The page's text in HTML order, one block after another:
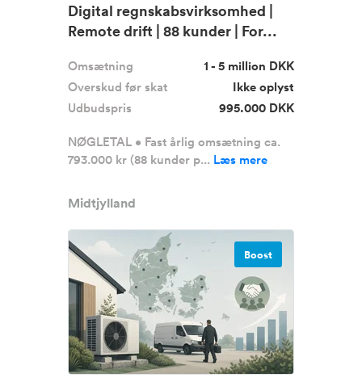
Digital regnskabsvirksomhed |
Remote drift | 88 kunder | For...
Omsætning
1 - 5 million DKK
Overskud før skat
Ikke oplyst
Udbudspris
995.000 DKK
NØGLETAL • Fast årlig omsætning ca.
793.000 kr (88 kunder p... Læs mere
Midtjylland
Boost